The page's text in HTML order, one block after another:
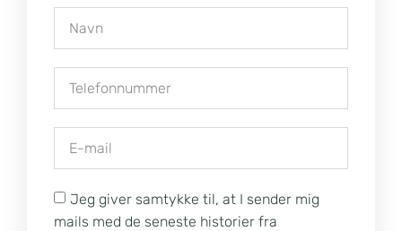
Jeg giver samtykke til, at I sender mig
mails med de seneste historier fra